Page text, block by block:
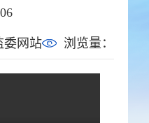
委网站 浏览量：